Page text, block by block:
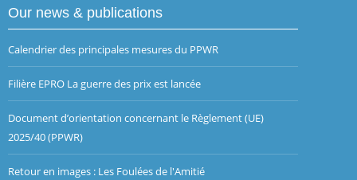
Our news & publications
Calendrier des principales mesures du PPWR
Filière EPRO La guerre des prix est lancée
Document d’orientation concernant le Règlement (UE)
2025/40 (PPWR)
Retour en images : Les Foulées de l'Amitié